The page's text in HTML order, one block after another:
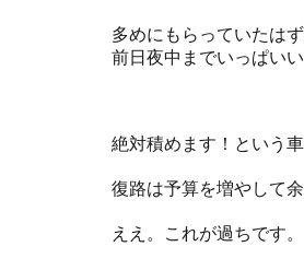
多めにもらっていたは
前日夜中までいっぱいい
絶対積めます！という
復路は予算を増やして
ええ。これが過ちです。